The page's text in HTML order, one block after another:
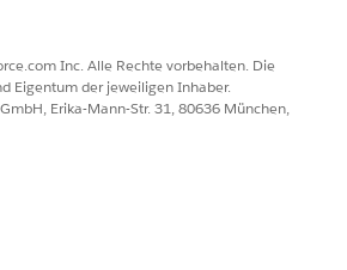
Inc. Alle Rechte vorbehalten. Die
Eigentum der jeweiligen Inhaber.
Erika-Mann-Str. 31, 80636 München,